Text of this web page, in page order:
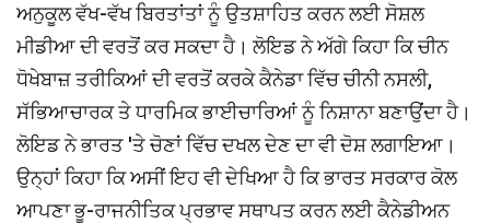
ਅਨੁਕੂਲ ਵੱਖ-ਵੱਖ ਬਿਰਤਾਂਤਾਂ ਨੂੰ ਉਤਸ਼ਾਹਿਤ ਕਰਨ ਲਈ ਸੋਸ਼ਲ
ਮੀਡੀਆ ਦੀ ਵਰਤੋਂ ਕਰ ਸਕਦਾ ਹੈ। ਲੋਇਡ ਨੇ ਅੱਗੇ ਕਿਹਾ ਕਿ ਚੀਨ
ਧੋਖੇਬਾਜ਼ ਤਰੀਕਿਆਂ ਦੀ ਵਰਤੋਂ ਕਰਕੇ ਕੈਨੇਡਾ ਵਿੱਚ ਚੀਨੀ ਨਸਲੀ,
ਸੱਭਿਆਚਾਰਕ ਤੇ ਧਾਰਮਿਕ ਭਾਈਚਾਰਿਆਂ ਨੂੰ ਨਿਸ਼ਾਨਾ ਬਣਾਉਂਦਾ ਹੈ।
ਲੋਇਡ ਨੇ ਭਾਰਤ 'ਤੇ ਚੋਣਾਂ ਵਿੱਚ ਦਖਲ ਦੇਣ ਦਾ ਵੀ ਦੋਸ਼ ਲਗਾਇਆ।
ਉਨ੍ਹਾਂ ਕਿਹਾ ਕਿ ਅਸੀਂ ਇਹ ਵੀ ਦੇਖਿਆ ਹੈ ਕਿ ਭਾਰਤ ਸਰਕਾਰ ਕੋਲ
ਆਪਣਾ ਭੂ-ਰਾਜਨੀਤਿਕ ਪ੍ਰਭਾਵ ਸਥਾਪਤ ਕਰਨ ਲਈ ਕੈਨੇਡੀਅਨ